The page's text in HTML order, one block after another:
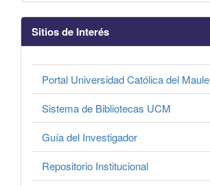
Sitios de Interés
Portal Universidad Católica del Maule
Sistema de Bibliotecas UCM
Guía del Investigador
Repositorio Institucional